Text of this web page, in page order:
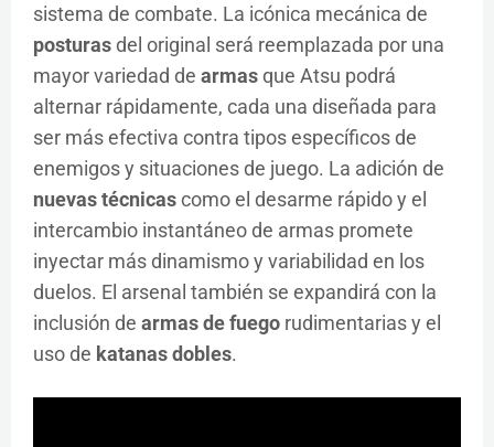
sistema de combate. La icónica mecánica de
posturasdel original será reemplazada por una
mayor variedad de armasque Atsu podrá
alternar rápidamente, cada una diseñada para
ser más efectiva contra tipos específicos de
enemigos y situaciones de juego. La adición de
nuevas técnicascomo el desarme rápido y el
intercambio instantáneo de armas promete
inyectar más dinamismo y variabilidad en los
duelos. El arsenal también se expandirá con la
inclusión de armas de fuego rudimentarias y el
uso de katanas dobles.